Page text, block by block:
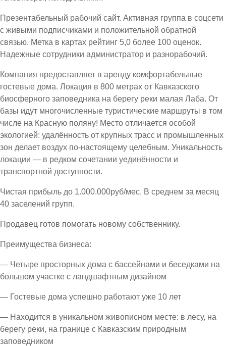
Презентабельный рабочий сайт. Активная группа в соцсети
с живыми подписчиками и положительной обратной
связью. Метка в картах рейтинг 5,0 более 100 оценок.
Надежные сотрудники администратор и разнорабочий.
Компания предоставляет в аренду комфортабельные
гостевые дома. Локация в 800 метрах от Кавказского
биосферного заповедника на берегу реки малая Лаба. От
базы идут многочисленные туристические маршруты в том
числе на Красную поляну! Место отличается особой
экологией: удалённость от крупных трасс и промышленных
зон делает воздух по-настоящему целебным. Уникальность
локации — в редком сочетании уединённости и
транспортной доступности.
Чистая прибыль до 1.000.000руб/мес. В среднем за месяц
40 заселений групп.
Продавец готов помогать новому собственнику.
Преимущества бизнеса:
— Четыре просторных дома с бассейнами и беседками на
большом участке с ландшафтным дизайном
— Гостевые дома успешно работают уже 10 лет
— Находится в уникальном живописном месте: в лесу, на
берегу реки, на границе с Кавказским природным
заповедником